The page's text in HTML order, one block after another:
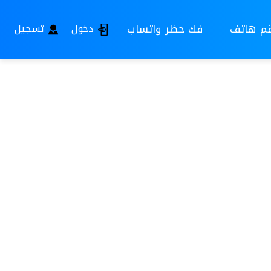
هاتف فك حظر واتساب دخول تسجيل